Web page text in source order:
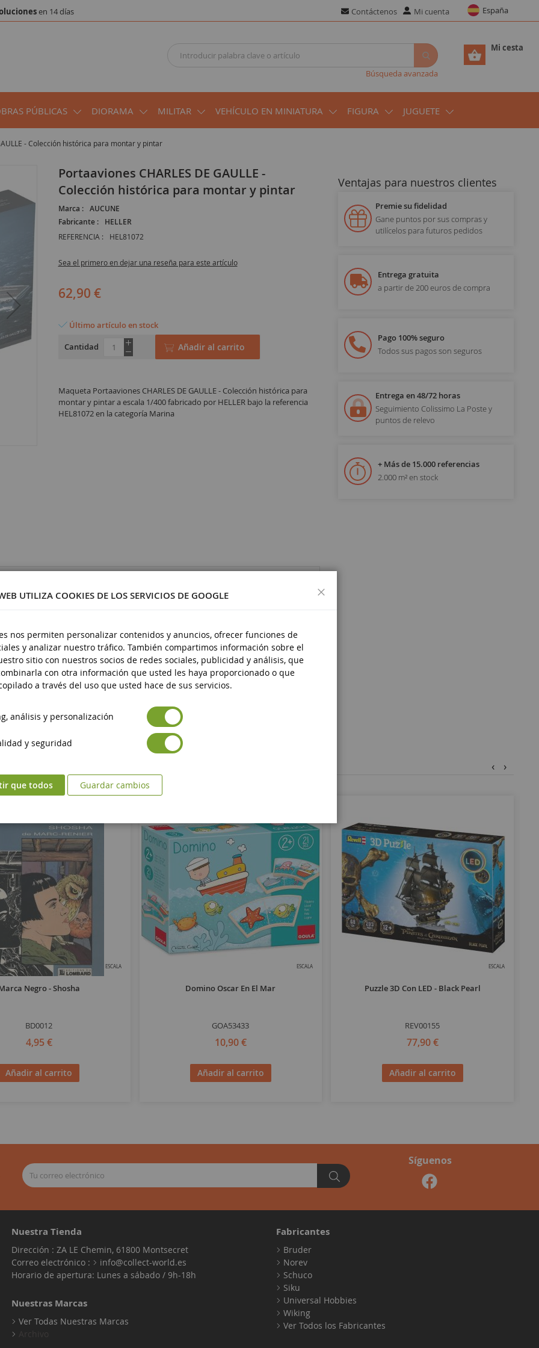
en 14 días Contáctenos Mi cuenta España
Mi cesta
Búsqueda avanzada
PÚBLICAS DIORAMA MILITAR VEHÍCULO EN MINIATURA FIGURA JUGUETE
- Colección histórica para montar y pintar
Portaaviones CHARLES DE GAULLE -
Colección histórica para montar y pintar
Marca :
AUCUNE
Fabricante :
HELLER
REFERENCIA : HEL81072
Sea el primero en dejar una reseña para este artículo
62,90 €
Último artículo en stock
Cantidad
Añadir al carrito
Maqueta Portaaviones CHARLES DE GAULLE - Colección histórica para
montar y pintar a escala 1/400 fabricado por HELLER bajo la referencia
HEL81072 en la categoría Marina
años
Ventajas para nuestros clientes
Premie su fidelidad
Gane puntos por sus compras y
utilícelos para futuros pedidos
Entrega gratuita
a partir de 200 euros de compra
Pago 100% seguro
Todos sus pagos son seguros
Entrega en 48/72 horas
Seguimiento Colissimo La Poste y
puntos de relevo
+ Más de 15.000 referencias
2.000 m² en stock
ESCALA
Negro - Shosha
BD0012
4,95 €
Añadir al carrito
ESCALA
Domino Oscar En El Mar
GOA53433
10,90 €
Añadir al carrito
ESCALA
Puzzle 3D Con LED - Black Pearl
REV00155
77,90 €
Añadir al carrito
‹ ›
Síguenos
Nuestra Tienda
Dirección : ZA LE Chemin, 61800 Montsecret
Correo electrónico :
info@collect-world.es
Horario de apertura: Lunes a sábado / 9h-18h
Nuestras Marcas
Ver Todas Nuestras Marcas
Fabricantes
Bruder
Norev
Schuco
Siku
Universal Hobbies
Wiking
Ver Todos los Fabricantes
UTILIZA COOKIES DE LOS SERVICIOS DE GOOGLE
nos permiten personalizar contenidos y anuncios, ofrecer funciones de
y analizar nuestro tráfico. También compartimos información sobre el
sitio con nuestros socios de redes sociales, publicidad y análisis, que
con otra información que usted les haya proporcionado o que
a través del uso que usted hace de sus servicios.
análisis y personalización
y seguridad
que todos Guardar cambios